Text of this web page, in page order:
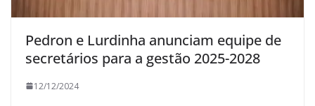
Pedron e Lurdinha anunciam equipe de
secretários para a gestão 2025-2028
12/12/2024